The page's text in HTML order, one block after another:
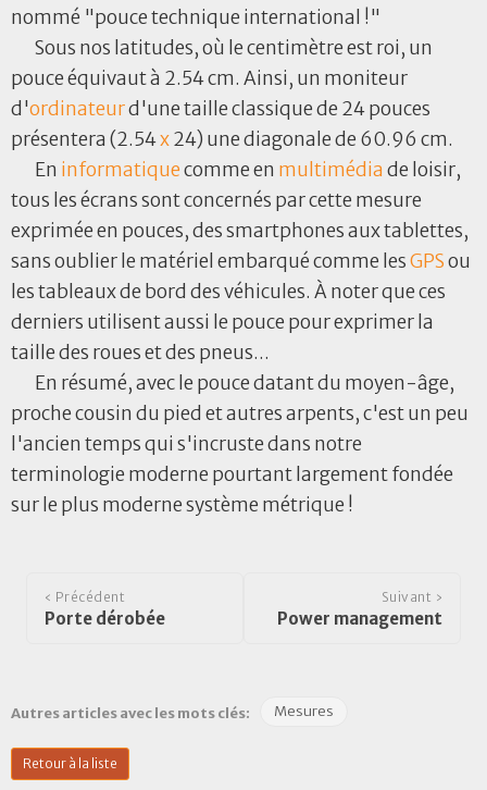
nommé "pouce technique international !"
Sous nos latitudes, où le centimètre est roi, un
pouce équivaut à 2.54 cm. Ainsi, un moniteur
d'ordinateurd'une taille classique de 24 pouces
présentera (2.54x24) une diagonale de 60.96 cm.
En informatiquecomme en multimédiade loisir,
tous les écrans sont concernés par cette mesure
exprimée en pouces, des smartphones aux tablettes,
sans oublier le matériel embarqué comme lesGPSou
les tableaux de bord des véhicules. À noter que ces
derniers utilisent aussi le pouce pour exprimer la
taille des roues et des pneus...
En résumé, avec le pouce datant du moyen-âge,
proche cousin du pied et autres arpents, c'est un peu
l'ancien temps qui s'incruste dans notre
terminologie moderne pourtant largement fondée
sur le plus moderne système métrique !
‹ Précédent
Porte dérobée
Suivant ›
Power management
Autres articles avec les mots clés: Mesures
Retour à la liste